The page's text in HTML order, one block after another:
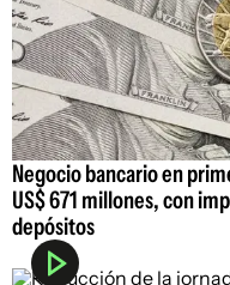
Negocio bancario en
US$ 671 millones, con
depósitos